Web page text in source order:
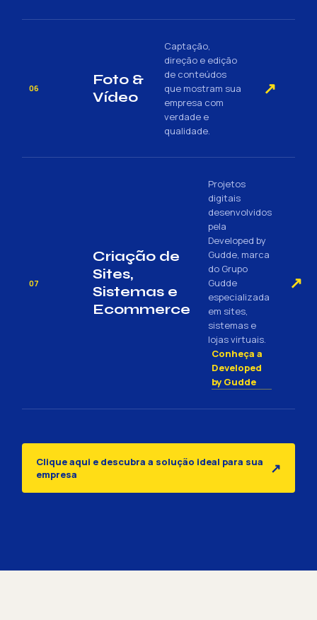
06
Foto &
Vídeo
Captação,
direção e edição
de conteúdos
que mostram sua
empresa com
verdade e
qualidade.
↗
07
Criação de
Sites,
Sistemas e
Ecommerce
Projetos
digitais
desenvolvidos
pela
Developed by
Gudde, marca
do Grupo
Gudde
especializada
em sites,
sistemas e
lojas virtuais.
Conheça a
Developed
by Gudde
↗
Clique aqui e descubra a solução ideal para sua
empresa
↗